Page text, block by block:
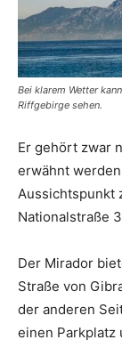
Bei klarem Wetter
Riffgebirge sehen.
Er gehört zwar
erwähnt
Aussichtspunkt
Nationalstraße
Der Mirador
Straße von
der anderen
einen Parkplatz